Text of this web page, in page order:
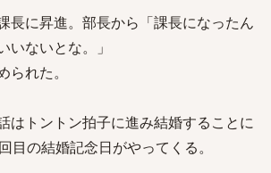
長に昇進。部長から「課長になったん
いないとな。」
られた。
はトントン拍子に進み結婚することに
目の結婚記念日がやってくる。